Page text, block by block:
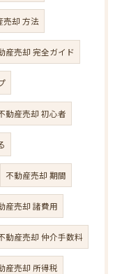
売却 方法
産売却 完全ガイド
動産売却 初心者
不動産売却 期間
産売却 諸費用
動産売却 仲介手数料
産売却 所得税